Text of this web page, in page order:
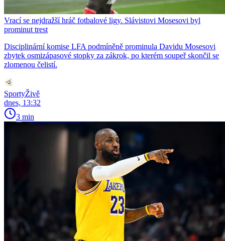
Vrací se nejdražší hráč fotbalové ligy. Slávistovi Mosesovi byl
prominut trest
Disciplinární komise LFA podmíněně prominula Davidu Mosesovi
zbytek osmizápasové stopky za zákrok, po kterém soupeř skončil se
zlomenou čelistí.
SportyŽivě
dnes, 13:32
3 min